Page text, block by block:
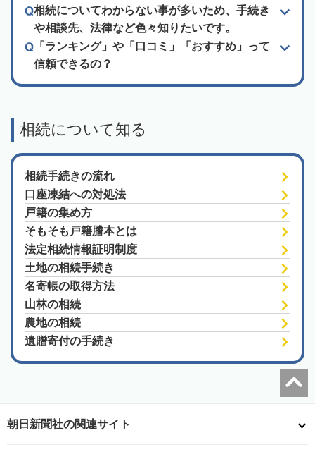
相続についてわからない事が多いため、手続き
や相談先、法律など色々知りたいです。
「ランキング」や「口コミ」「おすすめ」って
信頼できるの？
相続について知る
相続手続きの流れ
口座凍結への対処法
戸籍の集め方
そもそも戸籍謄本とは
法定相続情報証明制度
土地の相続手続き
名寄帳の取得方法
山林の相続
農地の相続
遺贈寄付の手続き
朝日新聞社の関連サイト